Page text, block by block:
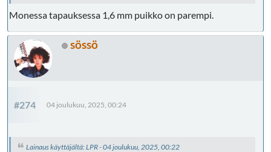
Monessa tapauksessa 1,6 mm puikko on parempi.
sössö
#274 04 joulukuu, 2025, 00:24
Lainaus käyttäjältä: LPR - 04 joulukuu, 2025, 00:22